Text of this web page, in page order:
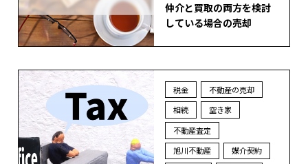
仲介と買取の両方を検討
している場合の売却
税金
不動産の売却
相続
空き家
不動産査定
旭川不動産
媒介契約